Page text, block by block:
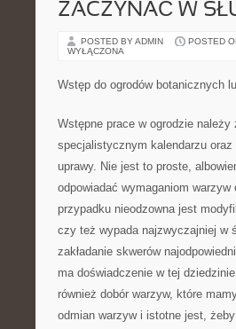
ZACZYNAĆ W
POSTED BY ADMIN POSTED
WYŁĄCZONA
Wstęp do ogrodów botanicznych
Wstępne prace w ogrodzie
specjalistycznym kalendarzu
uprawy. Nie jest to proste,
odpowiadać wymaganiom
przypadku nieodzowna jest
czy też wypada najzwyczajniej w
zakładanie skwerów
ma doświadczenie w tej
również dobór warzyw, które
odmian warzyw i istotne jest,